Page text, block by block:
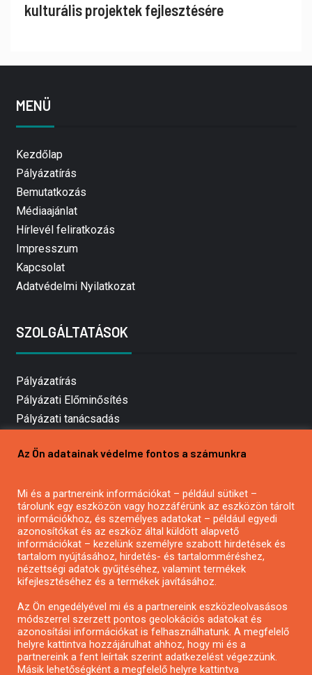
kulturális projektek fejlesztésére
MENÜ
Kezdőlap
Pályázatírás
Bemutatkozás
Médiaajánlat
Hírlevél feliratkozás
Impresszum
Kapcsolat
Adatvédelmi Nyilatkozat
SZOLGÁLTATÁSOK
Pályázatírás
Pályázati Előminősítés
Pályázati tanácsadás
Mezőgazdasági pályázatírás
Pályázatírás civil szervezeteknek
Pályázatírás önkormányzatoknak
Pályázatfigyelés
Specifikus pályázatfigyelés vagy hírlevél
Pályázatok magánszemélyeknek
Pályázatok civil szervezeteknek
Az Ön adatainak védelme fontos a számunkra
Mi és a partnereink információkat – például sütiket –
tárolunk egy eszközön vagy hozzáférünk az eszközön tárolt
információkhoz, és személyes adatokat – például egyedi
azonosítókat és az eszköz által küldött alapvető
információkat – kezelünk személyre szabott hirdetések és
tartalom nyújtásához, hirdetés- és tartalomméréshez,
nézettségi adatok gyűjtéséhez, valamint termékek
kifejlesztéséhez és a termékek javításához.
Az Ön engedélyével mi és a partnereink eszközleolvasásos
módszerrel szerzett pontos geolokációs adatokat és
azonosítási információkat is felhasználhatunk. A megfelelő
helyre kattintva hozzájárulhat ahhoz, hogy mi és a
partnereink a fent leírtak szerint adatkezelést végezzünk.
Másik lehetőségként a megfelelő helyre kattintva